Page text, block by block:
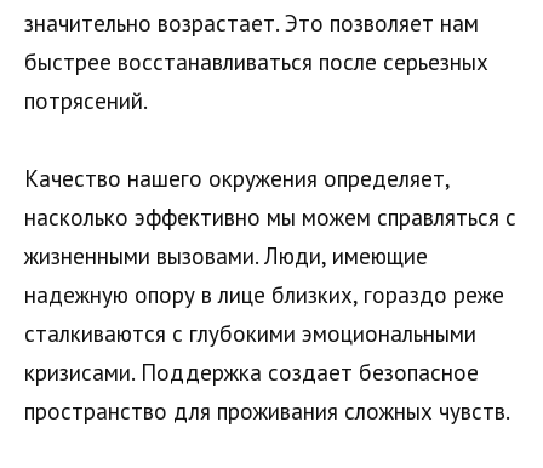
значительно возрастает. Это позволяет нам
быстрее восстанавливаться после серьезных
потрясений.
Качество нашего окружения определяет,
насколько эффективно мы можем справляться с
жизненными вызовами. Люди, имеющие
надежную опору в лице близких, гораздо реже
сталкиваются с глубокими эмоциональными
кризисами. Поддержка создает безопасное
пространство для проживания сложных чувств.